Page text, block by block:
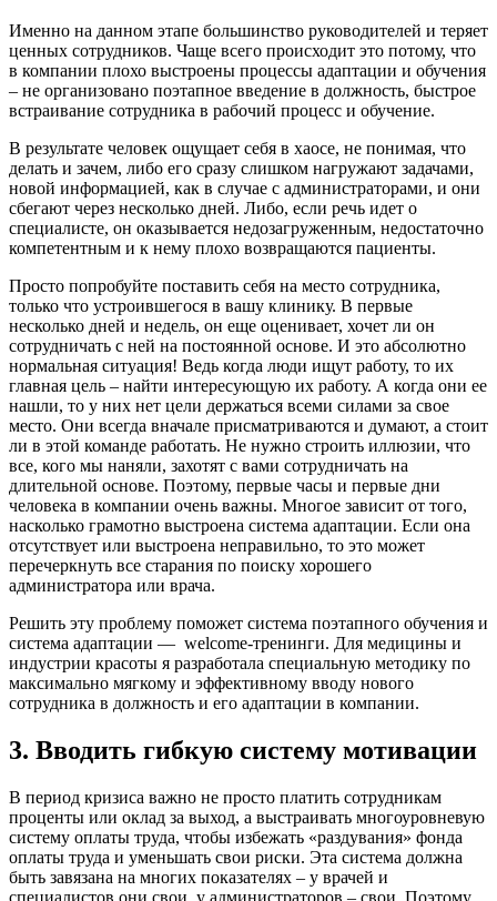
Именно на данном этапе большинство руководителей и теряет
ценных сотрудников. Чаще всего происходит это потому, что
в компании плохо выстроены процессы адаптации и обучения
– не организовано поэтапное введение в должность, быстрое
встраивание сотрудника в рабочий процесс и обучение.
В результате человек ощущает себя в хаосе, не понимая, что
делать и зачем, либо его сразу слишком нагружают задачами,
новой информацией, как в случае с администраторами, и они
сбегают через несколько дней. Либо, если речь идет о
специалисте, он оказывается недозагруженным, недостаточно
компетентным и к нему плохо возвращаются пациенты.
Просто попробуйте поставить себя на место сотрудника,
только что устроившегося в вашу клинику. В первые
несколько дней и недель, он еще оценивает, хочет ли он
сотрудничать с ней на постоянной основе. И это абсолютно
нормальная ситуация! Ведь когда люди ищут работу, то их
главная цель – найти интересующую их работу. А когда они ее
нашли, то у них нет цели держаться всеми силами за свое
место. Они всегда вначале присматриваются и думают, а стоит
ли в этой команде работать. Не нужно строить иллюзии, что
все, кого мы наняли, захотят с вами сотрудничать на
длительной основе. Поэтому, первые часы и первые дни
человека в компании очень важны. Многое зависит от того,
насколько грамотно выстроена система адаптации. Если она
отсутствует или выстроена неправильно, то это может
перечеркнуть все старания по поиску хорошего
администратора или врача.
Решить эту проблему поможет система поэтапного обучения и
система адаптации — welcome-тренинги. Для медицины и
индустрии красоты я разработала специальную методику по
максимально мягкому и эффективному вводу нового
сотрудника в должность и его адаптации в компании.
3. Вводить гибкую систему мотивации
В период кризиса важно не просто платить сотрудникам
проценты или оклад за выход, а выстраивать многоуровневую
систему оплаты труда, чтобы избежать «раздувания» фонда
оплаты труда и уменьшать свои риски. Эта система должна
быть завязана на многих показателях – у врачей и